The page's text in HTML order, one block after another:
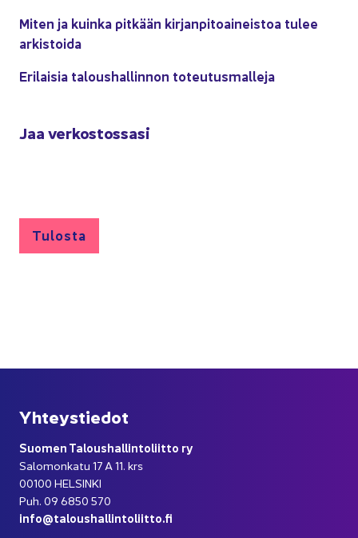
Miten ja kuin­ka pit­kään kir­jan­pi­toai­neis­toa tulee
ar­kis­toi­da
Eri­lai­sia ta­lous­hal­lin­non to­teu­tus­mal­le­ja
Jaa ver­kos­tos­sa­si
Tu­los­ta
Yh­teys­tie­dot
Suo­men Ta­lous­hal­lin­to­liit­to ry
Sa­lo­mon­ka­tu 17 A 11. krs
00100 HEL­SIN­KI
Puh. 09 6850 570
info@ta­lous­hal­lin­to­liit­to.fi